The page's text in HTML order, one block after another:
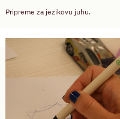
Pripreme za jezikovu juhu.